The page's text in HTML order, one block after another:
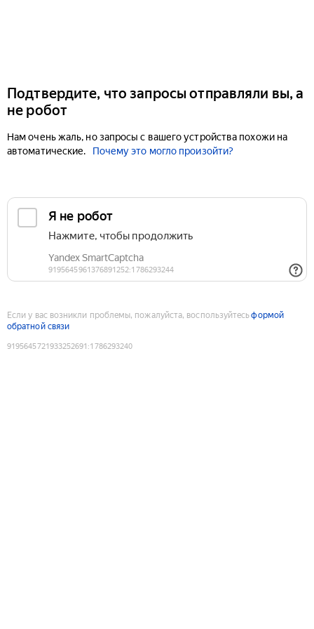
Подтвердите, что запросы отправляли вы, а
не робот
Нам очень жаль, но запросы с вашего устройства похожи на
автоматические.
Почему это могло произойти?
Если у вас возникли проблемы, пожалуйста, воспользуйтесьформой
обратной связи
9195645721933252691 :1786293240